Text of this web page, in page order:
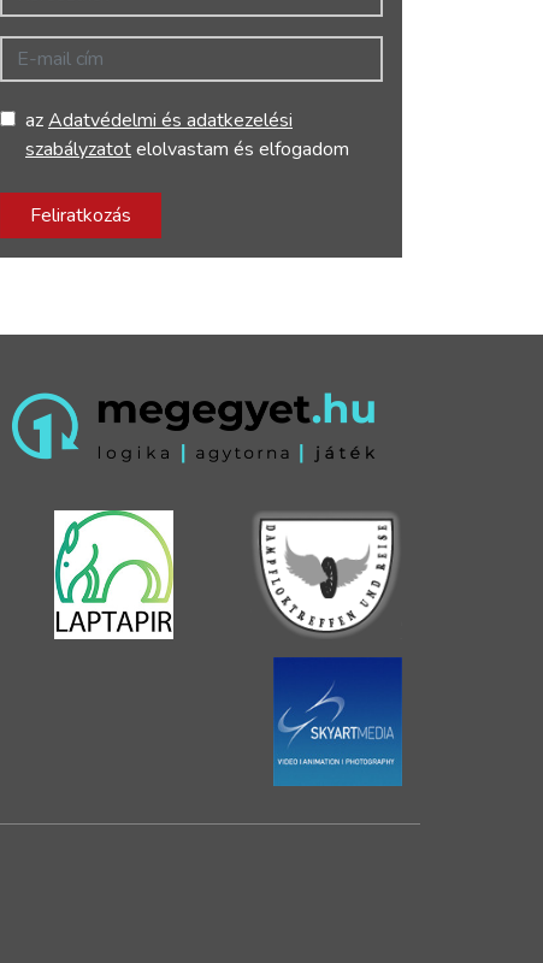
E-mail cím
azAdatvédelmi és adatkezelési
szabályzatotelolvastam és elfogadom
Feliratkozás